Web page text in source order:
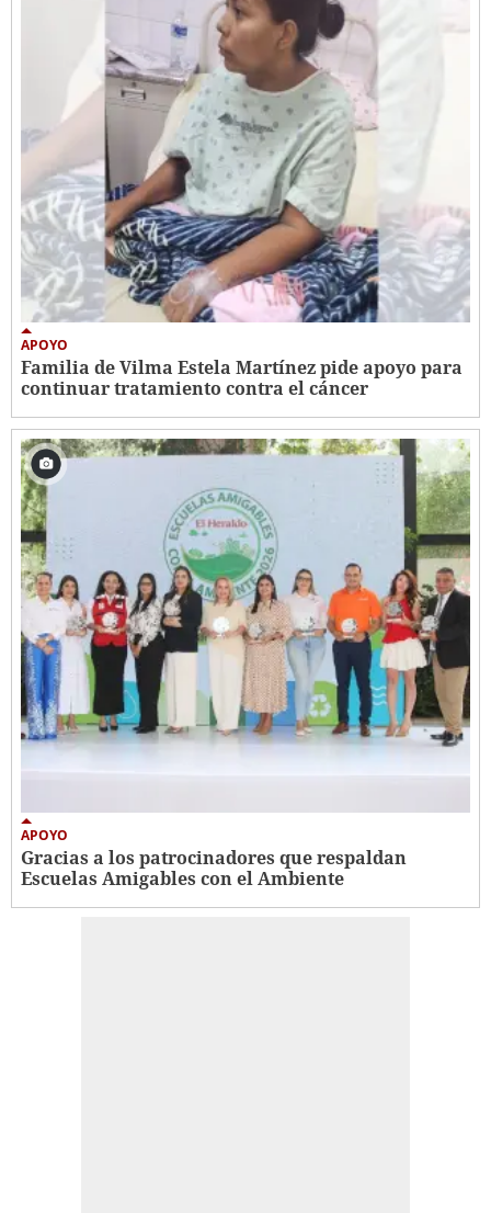
APOYO
Familia de Vilma Estela Martínez pide apoyo para
continuar tratamiento contra el cáncer
APOYO
Gracias a los patrocinadores que respaldan
Escuelas Amigables con el Ambiente